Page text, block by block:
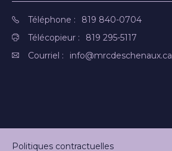
Téléphone :
819 840-0704
Télécopieur :
819 295-5117
Courriel :
info@mrcdeschenaux.ca
Politiques contractuelles